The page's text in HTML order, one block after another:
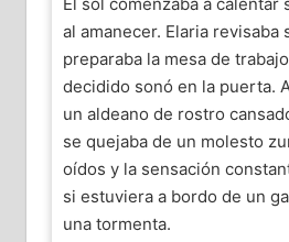
al amanecer. Elaria revisaba
preparaba la mesa de
decidido sonó en la puerta.
un aldeano de rostro
se quejaba de un molesto
oídos y la sensación
si estuviera a bordo de un
una tormenta.